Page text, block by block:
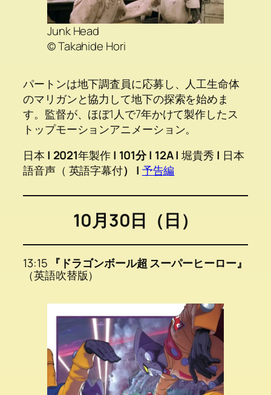
Junk Head
© Takahide Hori
パートンは地下調査員に応募し、人工生命体
のマリガンと協力して地下の探索を始めま
す。監督が、ほぼ1人で7年かけて製作したス
トップモーションアニメーション。
日本 | 2021年製作| 101分 | 12A |堀貴秀 | 日本
語音声（ 英語字幕付） | 予告編
10月30日（日）
13:15 『ドラゴンボール超 スーパーヒーロー』
（英語吹替版）